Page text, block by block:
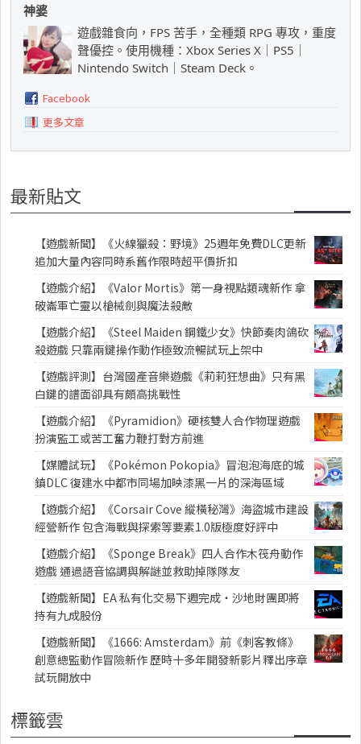
神婆
遊戲雜食向，FPS 苦手，全種類 RPG 專攻，重度
聲優控。使用機種：Xbox Series X｜PS5｜
Nintendo Switch｜Steam Deck。
Facebook
更多文章
最新貼文
【遊戲新聞】《火線獵殺：野境》25週年免費DLC更新
追加大量內容同時系舊作限時超平價折扣
【遊戲介紹】《Valor Mortis》第一身視點類魂新作 拿
破崙軍亡靈以槍械劍與魔法殺敵
【遊戲介紹】《Steel Maiden 鋼鐵少女》快節奏肉鴿砍
殺遊戲 只靠兩鍵操作動作極致流暢試玩上架中
【遊戲評測】台灣國產音樂遊戲《莉莉狂想曲》只有黑
白鍵的譜面卻具有頗高挑戰性
【遊戲介紹】《Pyramidion》硬核雙人合作物理遊戲
扮演監工或苦工奮力鞭打對方前進
【媒體試玩】《Pokémon Pokopia》冒泡泡海底的城
鎮DLC 復建水中都市同場加映漆黑一片的深海區域
【遊戲介紹】《Corsair Cove 縱橫秘灣》海盜城市建設
經營新作 包含海戰與探索等要素1.0版極度好評中
【遊戲介紹】《Sponge Break》四人合作木筏舟動作
遊戲 通過語音協調與解謎並救助掉隊隊友
【遊戲新聞】EA 私有化交易下週完成・沙地財團即將
持有九成股份
【遊戲新聞】《1666: Amsterdam》前《刺客教條》
創意總監動作冒險新作 歷時十多年開發新影片釋出序章
試玩開放中
標籤雲